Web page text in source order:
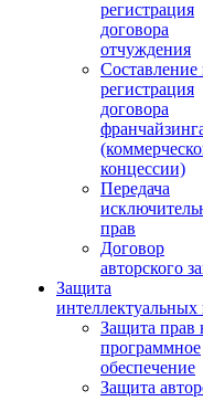
регистрация
договора
отчуждения
Составление
регистрация
договора
концессии)
Передача
прав
Договор
авторского
Защита
интеллектуальных
Защита прав
программное
обеспечение
Защита